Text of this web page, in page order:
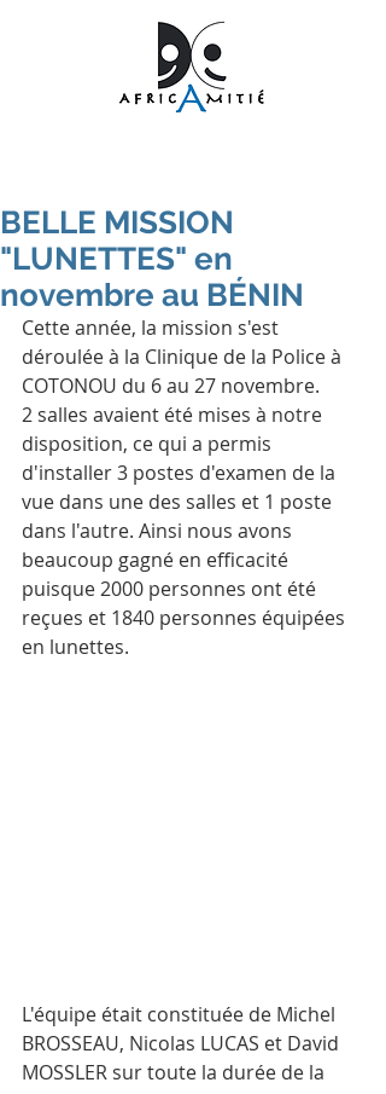
BELLE MISSION
"LUNETTES" en
novembre au BÉNIN
Cette année, la mission s'est
déroulée à la Clinique de la Police à
COTONOU du 6 au 27 novembre.
2 salles avaient été mises à notre
disposition, ce qui a permis
d'installer 3 postes d'examen de la
vue dans une des salles et 1 poste
dans l'autre. Ainsi nous avons
beaucoup gagné en efficacité
puisque 2000 personnes ont été
reçues et 1840 personnes équipées
en lunettes.
L'équipe était constituée de Michel
BROSSEAU, Nicolas LUCAS et David
MOSSLER sur toute la durée de la